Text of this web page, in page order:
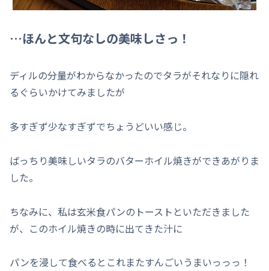
…ほんと文句なしの美味しさっ！
ディルの分量がわからなかったのでタラがそれなりに隠れ
るぐらいかけてみましたが
多すぎず少なすぎずでちょうどいい感じ。
ばっちり美味しいタラのバターホイル焼きができあがりま
した。
ちなみに、私は玄米食パンのトーストといただきました
が、このホイル焼きの時に出てきた汁に
パンを浸して食べるとこれまたすんごいうまいっっっ！